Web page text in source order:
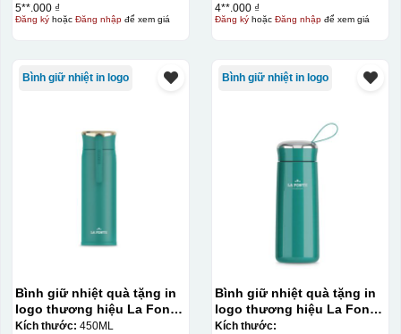
5**.000 ₫
Đăng kýhoặc Đăng nhậpđể xem giá
4**.000 ₫
Đăng kýhoặc Đăng nhậpđể xem giá
Bình giữ nhiệt in logo
Bình giữ nhiệt quà tặng in
logo thương hiệu La Fonte
450ml KQ-BGN63
Kích thước: 450ML
Bình giữ nhiệt in logo
Bình giữ nhiệt quà tặng in
logo thương hiệu La Fonte
400ml KQ-BGN62
Kích thước: